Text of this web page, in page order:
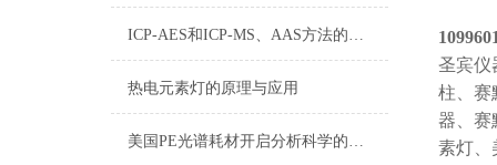
ICP-AES和ICP-MS、AAS方法的比较
热电元素灯的原理与应用
美国PE光谱耗材开启分析科学的新篇章
圣宾仪
柱、赛
器、赛
素灯、